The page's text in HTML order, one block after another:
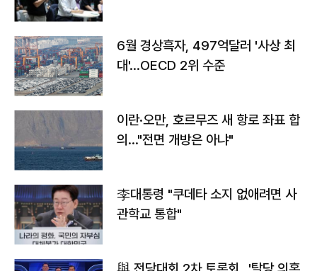
6월 경상흑자, 497억달러 '사상 최
대'…OECD 2위 수준
이란·오만, 호르무즈 새 항로 좌표 합
의…"전면 개방은 아냐"
李대통령 "쿠데타 소지 없애려면 사
관학교 통합"